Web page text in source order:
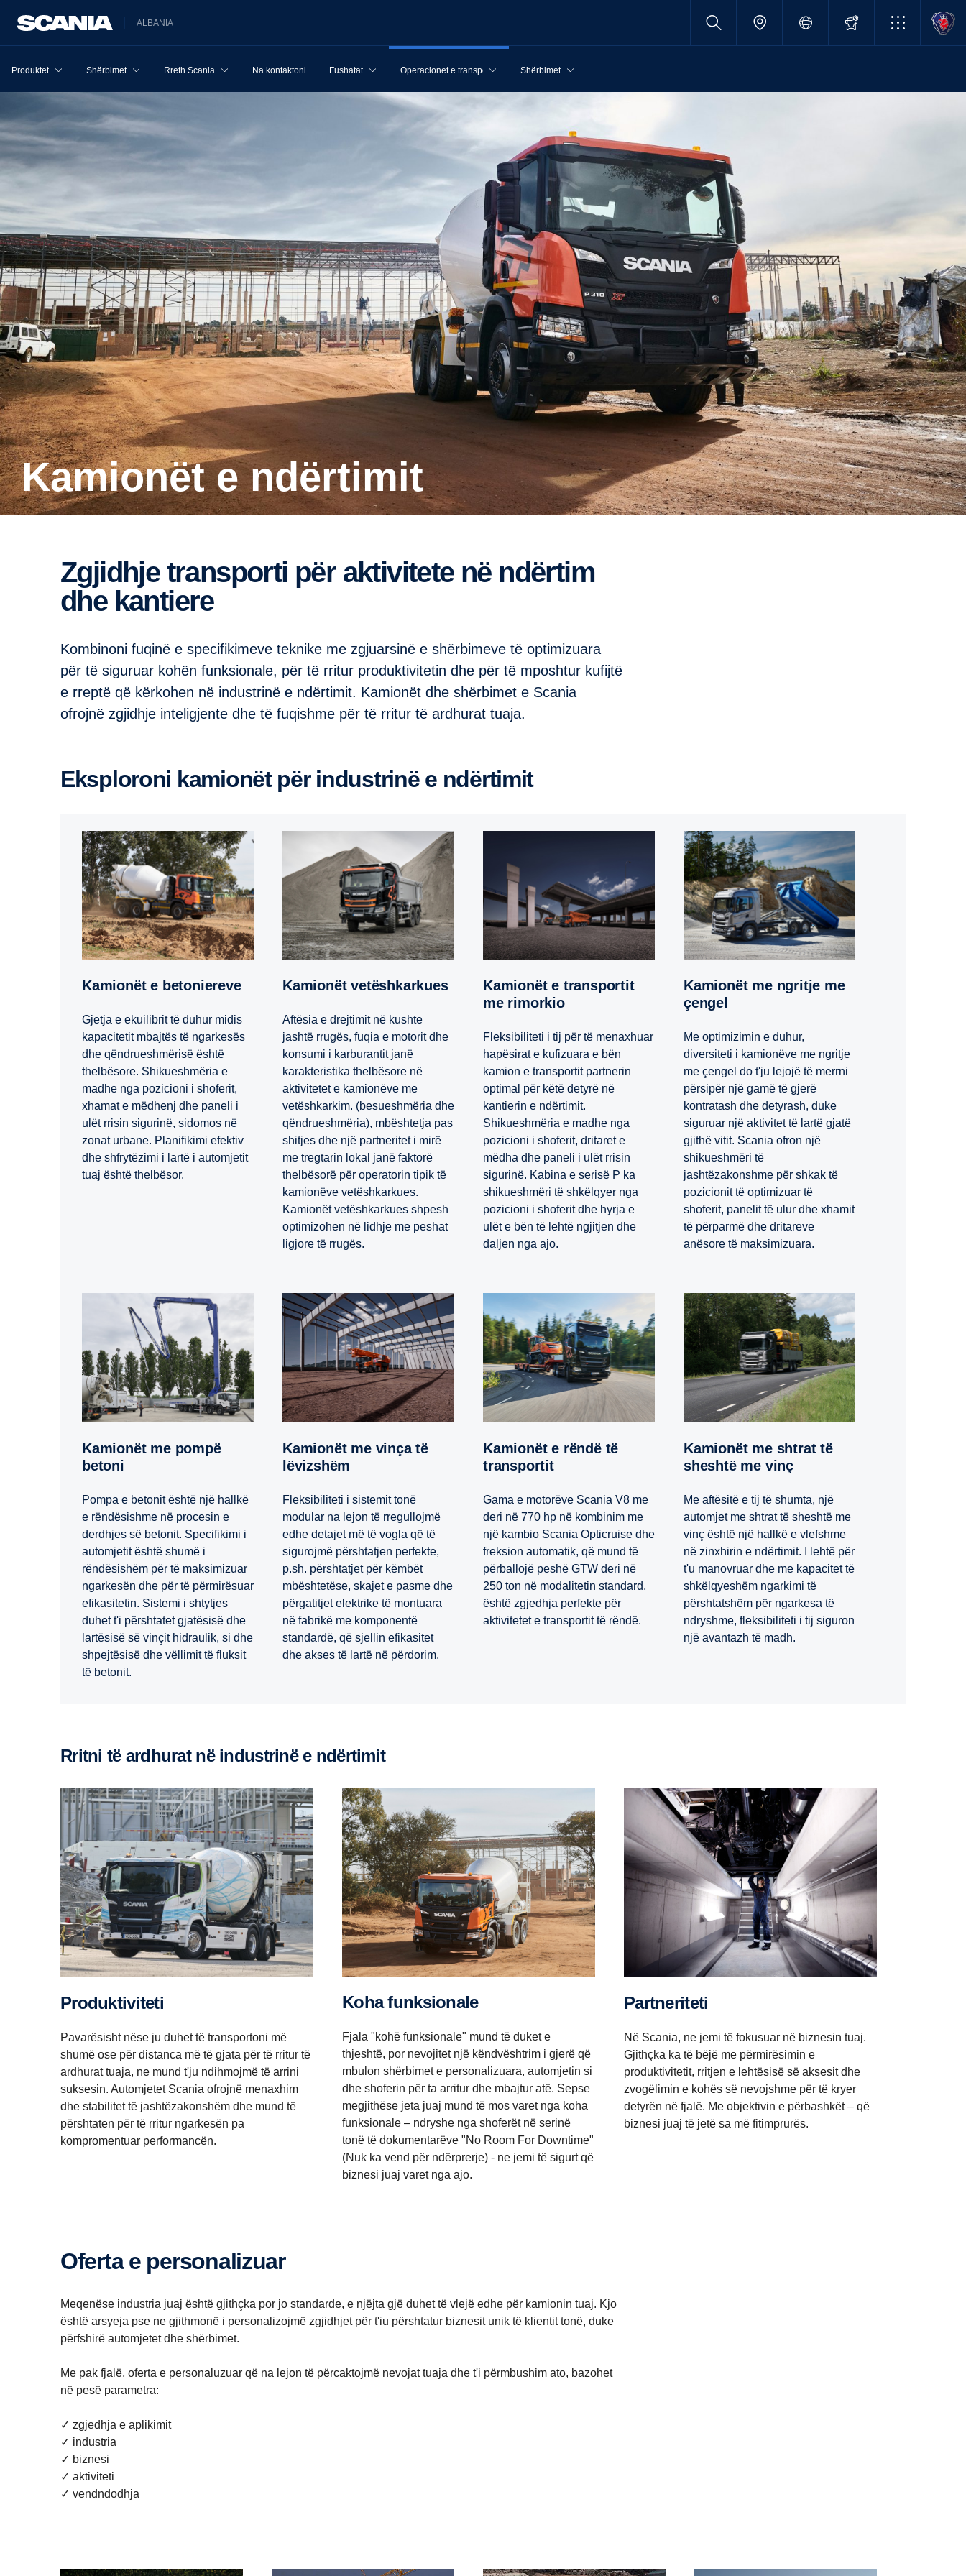
ALBANIA
Produktet Shërbimet Rreth Scania Na kontaktoni Fushatat Operacionet e transportit Shërbimet
Kamionët e ndërtimit
Zgjidhje transporti për aktivitete në ndërtim
dhe kantiere
Kombinoni fuqinë e specifikimeve teknike me zgjuarsinë e shërbimeve të optimizuara
për të siguruar kohën funksionale, për të rritur produktivitetin dhe për të mposhtur kufijtë
e rreptë që kërkohen në industrinë e ndërtimit. Kamionët dhe shërbimet e Scania
ofrojnë zgjidhje inteligjente dhe të fuqishme për të rritur të ardhurat tuaja.
Eksploroni kamionët për industrinë e ndërtimit
Kamionët e betoniereve
Gjetja e ekuilibrit të duhur midis
kapacitetit mbajtës të ngarkesës
dhe qëndrueshmërisë është
thelbësore. Shikueshmëria e
madhe nga pozicioni i shoferit,
xhamat e mëdhenj dhe paneli i
ulët rrisin sigurinë, sidomos në
zonat urbane. Planifikimi efektiv
dhe shfrytëzimi i lartë i automjetit
tuaj është thelbësor.
Kamionët vetëshkarkues
Aftësia e drejtimit në kushte
jashtë rrugës, fuqia e motorit dhe
konsumi i karburantit janë
karakteristika thelbësore në
aktivitetet e kamionëve me
vetëshkarkim. (besueshmëria dhe
qëndrueshmëria), mbështetja pas
shitjes dhe një partneritet i mirë
me tregtarin lokal janë faktorë
thelbësorë për operatorin tipik të
kamionëve vetëshkarkues.
Kamionët vetëshkarkues shpesh
optimizohen në lidhje me peshat
ligjore të rrugës.
Kamionët e transportit
me rimorkio
Fleksibiliteti i tij për të menaxhuar
hapësirat e kufizuara e bën
kamion e transportit partnerin
optimal për këtë detyrë në
kantierin e ndërtimit.
Shikueshmëria e madhe nga
pozicioni i shoferit, dritaret e
mëdha dhe paneli i ulët rrisin
sigurinë. Kabina e serisë P ka
shikueshmëri të shkëlqyer nga
pozicioni i shoferit dhe hyrja e
ulët e bën të lehtë ngjitjen dhe
daljen nga ajo.
Kamionët me ngritje me
çengel
Me optimizimin e duhur,
diversiteti i kamionëve me ngritje
me çengel do t'ju lejojë të merrni
përsipër një gamë të gjerë
kontratash dhe detyrash, duke
siguruar një aktivitet të lartë gjatë
gjithë vitit. Scania ofron një
shikueshmëri të
jashtëzakonshme për shkak të
pozicionit të optimizuar të
shoferit, panelit të ulur dhe xhamit
të përparmë dhe dritareve
anësore të maksimizuara.
Kamionët me pompë
betoni
Pompa e betonit është një hallkë
e rëndësishme në procesin e
derdhjes së betonit. Specifikimi i
automjetit është shumë i
rëndësishëm për të maksimizuar
ngarkesën dhe për të përmirësuar
efikasitetin. Sistemi i shtytjes
duhet t'i përshtatet gjatësisë dhe
lartësisë së vinçit hidraulik, si dhe
shpejtësisë dhe vëllimit të fluksit
të betonit.
Kamionët me vinça të
lëvizshëm
Fleksibiliteti i sistemit tonë
modular na lejon të rregullojmë
edhe detajet më të vogla që të
sigurojmë përshtatjen perfekte,
p.sh. përshtatjet për këmbët
mbështetëse, skajet e pasme dhe
përgatitjet elektrike të montuara
në fabrikë me komponentë
standardë, që sjellin efikasitet
dhe akses të lartë në përdorim.
Kamionët e rëndë të
transportit
Gama e motorëve Scania V8 me
deri në 770 hp në kombinim me
një kambio Scania Opticruise dhe
freksion automatik, që mund të
përballojë peshë GTW deri në
250 ton në modalitetin standard,
është zgjedhja perfekte për
aktivitetet e transportit të rëndë.
Kamionët me shtrat të
sheshtë me vinç
Me aftësitë e tij të shumta, një
automjet me shtrat të sheshtë me
vinç është një hallkë e vlefshme
në zinxhirin e ndërtimit. I lehtë për
t'u manovruar dhe me kapacitet të
shkëlqyeshëm ngarkimi të
përshtatshëm për ngarkesa të
ndryshme, fleksibiliteti i tij siguron
një avantazh të madh.
Rritni të ardhurat në industrinë e ndërtimit
Produktiviteti
Pavarësisht nëse ju duhet të transportoni më
shumë ose për distanca më të gjata për të rritur të
ardhurat tuaja, ne mund t'ju ndihmojmë të arrini
suksesin. Automjetet Scania ofrojnë menaxhim
dhe stabilitet të jashtëzakonshëm dhe mund të
përshtaten për të rritur ngarkesën pa
kompromentuar performancën.
Koha funksionale
Fjala "kohë funksionale" mund të duket e
thjeshtë, por nevojitet një këndvështrim i gjerë që
mbulon shërbimet e personalizuara, automjetin si
dhe shoferin për ta arritur dhe mbajtur atë. Sepse
megjithëse jeta juaj mund të mos varet nga koha
funksionale – ndryshe nga shoferët në serinë
tonë të dokumentarëve "No Room For Downtime"
(Nuk ka vend për ndërprerje) - ne jemi të sigurt që
biznesi juaj varet nga ajo.
Partneriteti
Në Scania, ne jemi të fokusuar në biznesin tuaj.
Gjithçka ka të bëjë me përmirësimin e
produktivitetit, rritjen e lehtësisë së aksesit dhe
zvogëlimin e kohës së nevojshme për të kryer
detyrën në fjalë. Me objektivin e përbashkët – që
biznesi juaj të jetë sa më fitimprurës.
Oferta e personalizuar
Meqenëse industria juaj është gjithçka por jo standarde, e njëjta gjë duhet të vlejë edhe për kamionin tuaj. Kjo
është arsyeja pse ne gjithmonë i personalizojmë zgjidhjet për t'iu përshtatur biznesit unik të klientit tonë, duke
përfshirë automjetet dhe shërbimet.
Me pak fjalë, oferta e personaluzuar që na lejon të përcaktojmë nevojat tuaja dhe t'i përmbushim ato, bazohet
në pesë parametra:
✓ zgjedhja e aplikimit
✓ industria
✓ biznesi
✓ aktiviteti
✓ vendndodhja